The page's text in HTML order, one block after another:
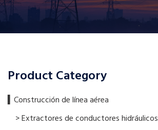
Product Category
▍​Construcción de línea aérea
> Extractores de conductores hidráulicos